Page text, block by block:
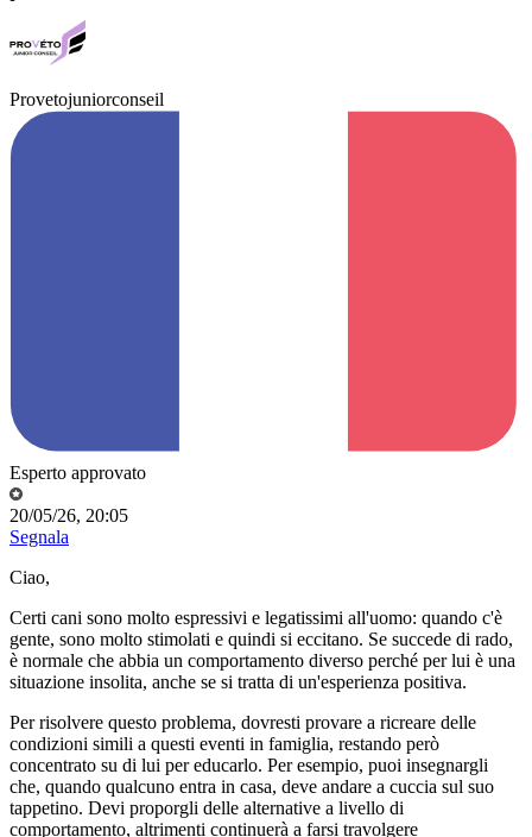
Provetojuniorconseil
Esperto approvato
20/05/26, 20:05
Segnala
Ciao,
Certi cani sono molto espressivi e legatissimi all'uomo: quando c'è
gente, sono molto stimolati e quindi si eccitano. Se succede di rado,
è normale che abbia un comportamento diverso perché per lui è una
situazione insolita, anche se si tratta di un'esperienza positiva.
Per risolvere questo problema, dovresti provare a ricreare delle
condizioni simili a questi eventi in famiglia, restando però
concentrato su di lui per educarlo. Per esempio, puoi insegnargli
che, quando qualcuno entra in casa, deve andare a cuccia sul suo
tappetino. Devi proporgli delle alternative a livello di
comportamento, altrimenti continuerà a farsi travolgere